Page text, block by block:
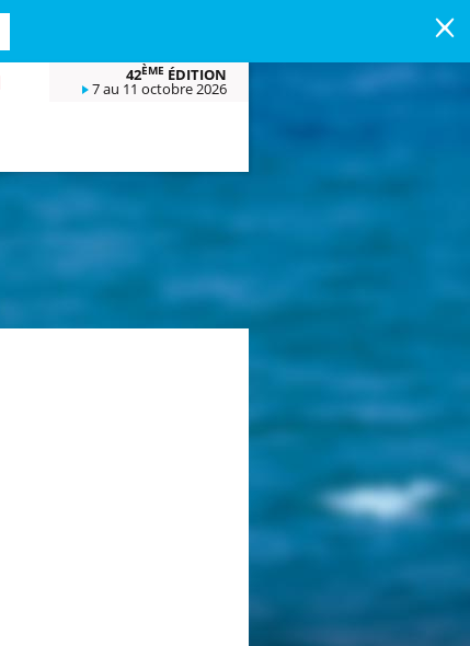
42ÈME ÉDITION
7 au 11 octobre 2026